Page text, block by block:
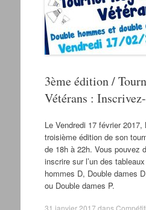
3ème édition /
Vétérans :
Le Vendredi 17 février
troisième édition de son
de 18h à 22h. Vous pouvez
inscrire sur l’un des
hommes D, Double dames
ou Double dames P.
31 janvier 2017 dans